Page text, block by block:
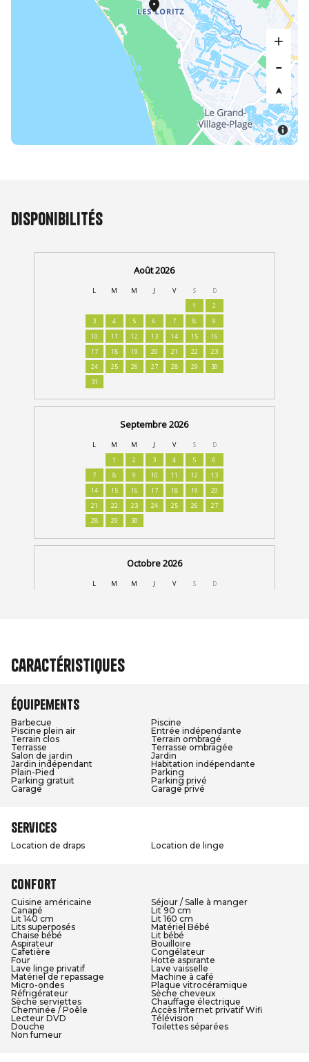
Disponibilités
Caractéristiques
Équipements
Barbecue
Piscine
Piscine plein air
Entrée indépendante
Terrain clos
Terrain ombragé
Terrasse
Terrasse ombragée
Salon de jardin
Jardin
Jardin indépendant
Habitation indépendante
Plain-Pied
Parking
Parking gratuit
Parking privé
Garage
Garage privé
Services
Location de draps Location de linge
Confort
Cuisine américaine
Séjour / Salle à manger
Canapé
Lit 90 cm
Lit 140 cm
Lit 160 cm
Lits superposés
Matériel Bébé
Chaise bébé
Lit bébé
Aspirateur
Bouilloire
Cafetière
Congélateur
Four
Hotte aspirante
Lave linge privatif
Lave vaisselle
Matériel de repassage
Machine à café
Micro-ondes
Plaque vitrocéramique
Réfrigérateur
Sèche cheveux
Sèche serviettes
Chauffage électrique
Cheminée / Poêle
Accès Internet privatif Wifi
Lecteur DVD
Télévision
Douche
Toilettes séparées
Non fumeur